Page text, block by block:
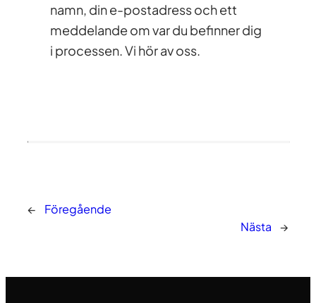
namn, din e-postadress och ett
meddelande om var du befinner dig
i processen. Vi hör av oss.
←
Föregående
Nästa
→